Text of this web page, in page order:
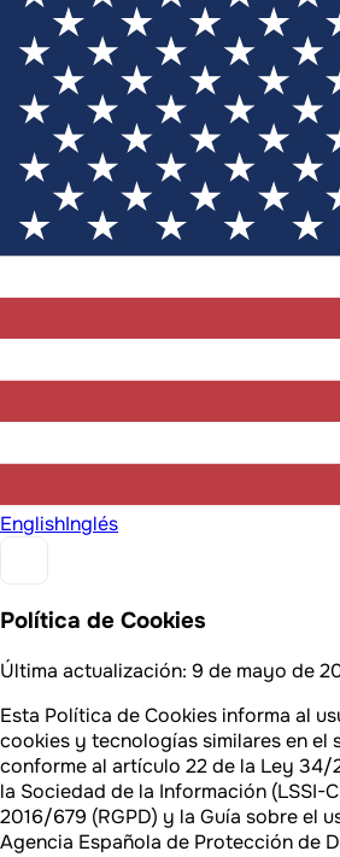
EnglishInglés
Política de Cookies
Última actualización: 9 de mayo de
Esta Política de Cookies informa al
cookies y tecnologías similares en el
conforme al artículo 22 de la Ley
la Sociedad de la Información (LSSI-
2016/679 (RGPD) y la Guía sobre el
Agencia Española de Protección de